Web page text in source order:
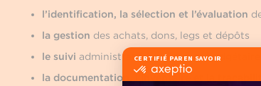
l’identification, la sélection et l’évaluation
la gestion des achats, dons, legs et dépôts
le suivi administratif, juridique et budgétaire
la documentation, l’inventaire et la